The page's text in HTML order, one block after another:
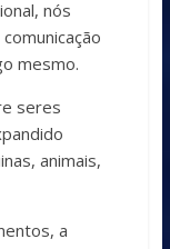
nós
mesmo.
seres
ani­mais,
a